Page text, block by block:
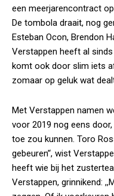
een meerjarencontract
De tombola draait, nog
Esteban Ocon, Brendon
Verstappen heeft al
komt ook door slim iets
zomaar op geluk wat
Met Verstappen namen
voor 2019 nog eens
toe zou kunnen. Toro
gebeuren’‘, wist
heeft wie bij het
Verstappen, grinnikend: